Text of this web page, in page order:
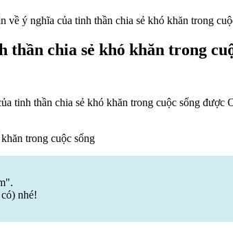
về ý nghĩa của tinh thần chia sẻ khó khăn trong
thần chia sẻ khó khăn trong
tinh thần chia sẻ khó khăn trong cuộc sống
nhé!